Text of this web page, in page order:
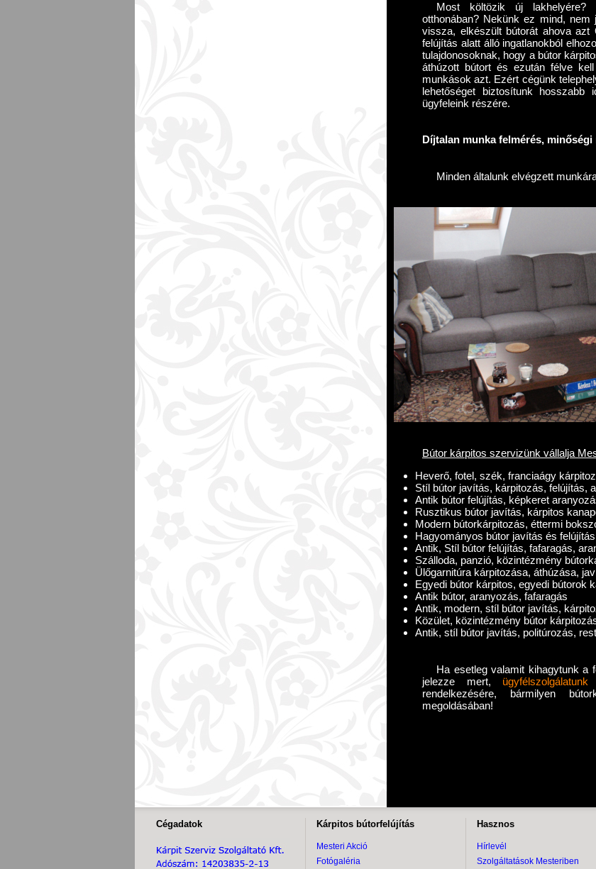
Most költözik új
otthonában? Nekünk ez mind, nem
vissza, elkészült bútorát ahova
felújítás alatt álló ingatlanokból
tulajdonosoknak, hogy a bútor
áthúzott bútort és ezután félve
munkások azt. Ezért cégünk
lehetőséget biztosítunk
ügyfeleink részére.
Díjtalan munka felmérés,
Minden általunk elvégzett
Bútor kárpitos szervizünk vállalja
Heverő, fotel, szék, franciaágy
Stíl bútor javítás, kárpitozás, felújítás,
Antik bútor felújítás, képkeret
Rusztikus bútor javítás, kárpitos
Modern bútorkárpitozás, éttermi
Hagyományos bútor javítás és felújítás
Antik, Stíl bútor felújítás, fafaragás,
Szálloda, panzió, közintézmény
Ülőgarnitúra kárpitozása, áthúzása,
Egyedi bútor kárpitos, egyedi bútorok
Antik bútor, aranyozás, fafaragás
Antik, modern, stíl bútor javítás,
Közület, közintézmény bútor
Antik, stíl bútor javítás, politúrozás,
Ha esetleg valamit kihagytunk a
jelezze mert, ügyfélszolgálatunk
rendelkezésére, bármilyen
megoldásában!
Cégadatok Kárpitos bútorfelújítás
Mesteri Akció
Fotógaléria
Hasznos
Hírlevél
Szolgáltatások Mesteriben